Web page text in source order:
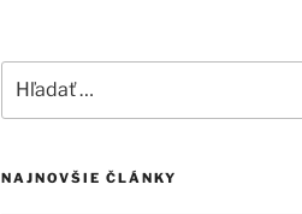
NAJNOVŠIE ČLÁNKY